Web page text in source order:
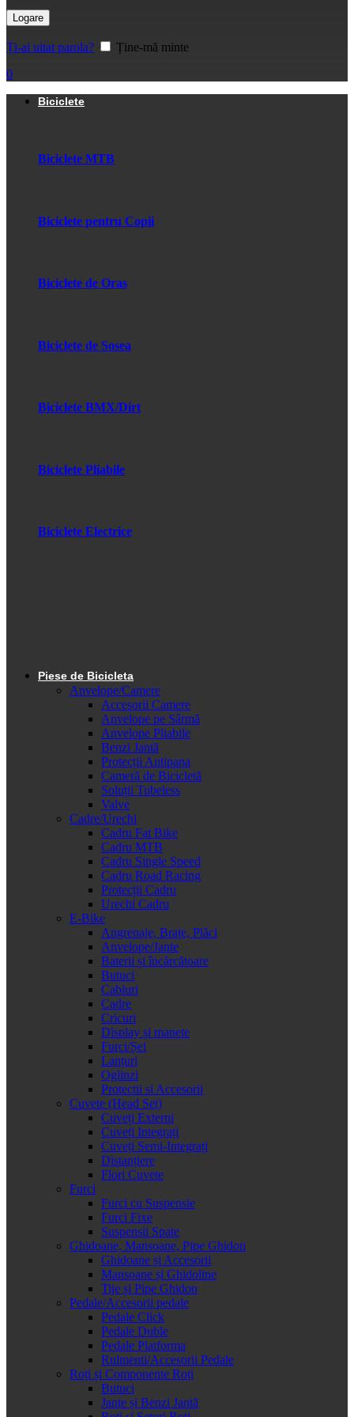
Logare
Ți-ai uitat parola?
Ține-mă minte
0
Biciclete
Biciclete MTB
Biciclete pentru Copii
Biciclete de Oras
Biciclete de Sosea
Biciclete BMX/Dirt
Biciclete Pliabile
Biciclete Electrice
Piese de Bicicleta
Anvelope/Camere
Accesorii Camere
Anvelope pe Sârmă
Anvelope Pliabile
Benzi Jantă
Protecții Antipana
Cameră de Bicicletă
Soluții Tubeless
Valve
Cadre/Urechi
Cadru Fat Bike
Cadru MTB
Cadru Single Speed
Cadru Road Racing
Protecții Cadru
Urechi Cadru
E-Bike
Angrenaje, Brațe, Plăci
Anvelope/Jante
Baterii și încărcătoare
Butuci
Cabluri
Cadre
Cricuri
Display și manete
Furci/Șei
Lanțuri
Oglinzi
Protectii si Accesorii
Cuvete (Head Set)
Cuveți Externi
Cuveți Integrați
Cuveți Semi-Integrați
Distanțiere
Flori Cuvete
Furci
Furci cu Suspensie
Furci Fixe
Suspensii Spate
Ghidoane, Mansoane, Pipe Ghidon
Ghidoane și Accesorii
Mansoane și Ghidoline
Tije și Pipe Ghidon
Pedale/Accesorii pedale
Pedale Click
Pedale Duble
Pedale Platforma
Rulmenti/Accesorii Pedale
Roți și Componente Roți
Butuci
Jante și Benzi Jantă